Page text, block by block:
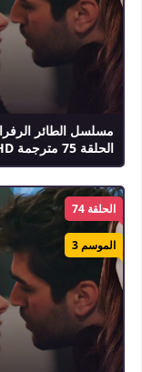
مسلسل الطائر
الحلقة 75 مترجمة HD
الحلقة 74
الموسم 3